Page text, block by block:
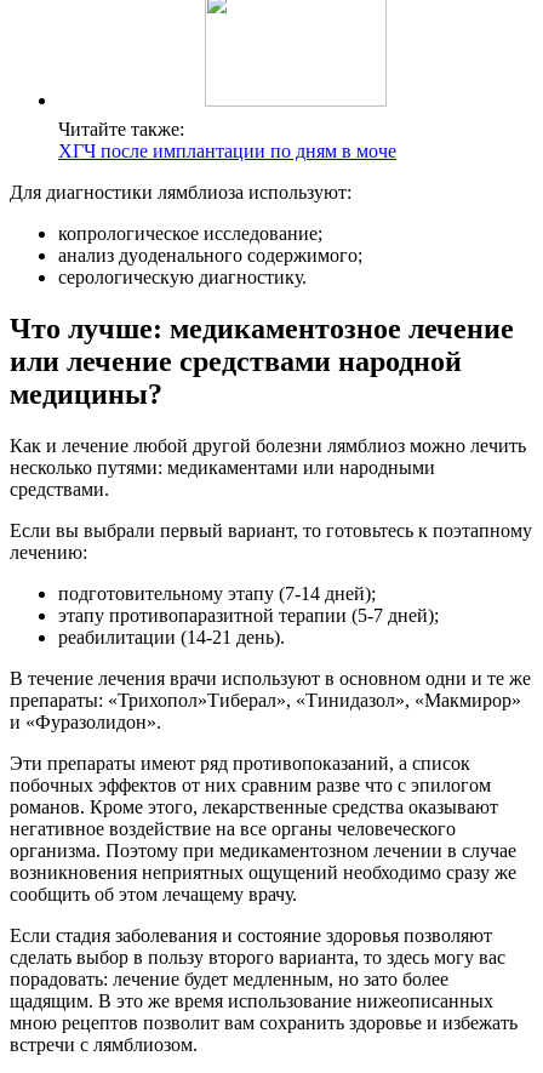
Читайте также:
ХГЧ после имплантации по дням в моче
Для диагностики лямблиоза используют:
копрологическое исследование;
анализ дуоденального содержимого;
серологическую диагностику.
Что лучше: медикаментозное лечение
или лечение средствами народной
медицины?
Как и лечение любой другой болезни лямблиоз можно лечить
несколько путями: медикаментами или народными
средствами.
Если вы выбрали первый вариант, то готовьтесь к поэтапному
лечению:
подготовительному этапу (7-14 дней);
этапу противопаразитной терапии (5-7 дней);
реабилитации (14-21 день).
В течение лечения врачи используют в основном одни и те же
препараты: «Трихопол»Тиберал», «Тинидазол», «Макмирор»
и «Фуразолидон».
Эти препараты имеют ряд противопоказаний, а список
побочных эффектов от них сравним разве что с эпилогом
романов. Кроме этого, лекарственные средства оказывают
негативное воздействие на все органы человеческого
организма. Поэтому при медикаментозном лечении в случае
возникновения неприятных ощущений необходимо сразу же
сообщить об этом лечащему врачу.
Если стадия заболевания и состояние здоровья позволяют
сделать выбор в пользу второго варианта, то здесь могу вас
порадовать: лечение будет медленным, но зато более
щадящим. В это же время использование нижеописанных
мною рецептов позволит вам сохранить здоровье и избежать
встречи с лямблиозом.